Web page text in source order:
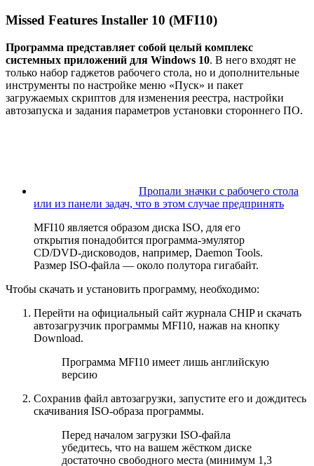
Missed Features Installer 10 (MFI10)
Программа представляет собой целый комплекс
системных приложений для Windows 10. В него входят не
только набор гаджетов рабочего стола, но и дополнительные
инструменты по настройке меню «Пуск» и пакет
загружаемых скриптов для изменения реестра, настройки
автозапуска и задания параметров установки стороннего ПО.
Пропали значки с рабочего стола
или из панели задач, что в этом случае предпринять
MFI10 является образом диска ISO, для его
открытия понадобится программа-эмулятор
CD/DVD-дисководов, например, Daemon Tools.
Размер ISO-файла — около полутора гигабайт.
Чтобы скачать и установить программу, необходимо:
Перейти на официальный сайт журнала CHIP и скачать
автозагрузчик программы MFI10, нажав на кнопку
Download.
Программа MFI10 имеет лишь английскую
версию
Сохранив файл автозагрузки, запустите его и дождитесь
скачивания ISO-образа программы.
Перед началом загрузки ISO-файла
убедитесь, что на вашем жёстком диске
достаточно свободного места (минимум 1,3